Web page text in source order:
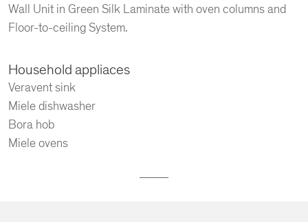
Wall Unit in Green Silk Laminate with oven columns and
Floor-to-ceiling System.
Household appliaces
Veravent sink
Miele dishwasher
Bora hob
Miele ovens